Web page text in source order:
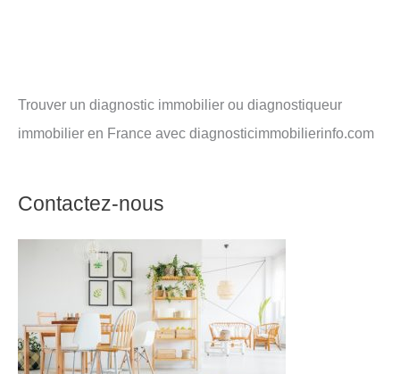
Trouver un diagnostic immobilier ou diagnostiqueur
immobilier en France avec diagnosticimmobilierinfo.com
Contactez-nous